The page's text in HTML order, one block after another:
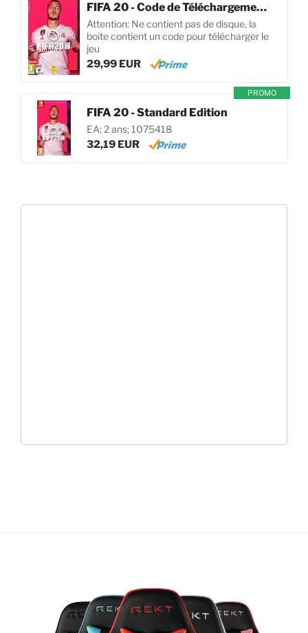
FIFA 20 - Code de Téléchargement pour PC
Attention: Ne contient pas de disque, la
boite contient un code pour télécharger le
jeu
29,99 EUR
PROMO
FIFA 20 - Standard Edition
EA; 2 ans; 1075418
32,19 EUR